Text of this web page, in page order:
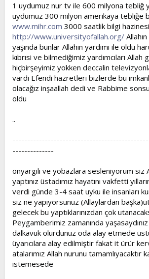
1 uydumuz nur tv ile 600 milyona tebliğ
uydumuz 300 milyon amerikaya tebliğe
www.mihr.com 3000 saatlik bilgi hazinesi
http://www.universityofallah.org/
yaşında bunlar Allahın yardımı ile oldu
kıbrısi ve bilmediğimiz yardımcıları
hiçbirşeyimiz yokken deccalin
vardı Efendi hazretleri bizlerde bu
olacağız inşaallah dedi ve Rabbime
oldu
..
--------------
önyargılı ve yobazlara sesleniyorum siz
yaptınız üstadımız hayatını vakfetti
verdi günde 3-4 saat uyku ile insanları
siz ne yapıyorsunuz (Allaylardan
gelecek bu yaptıklarınızdan çok
Peygamberimiz zamanında
dalkavuk olurdunuz oda alay etmede
üyarıcılara alay edilmiştir fakat it ürür
atalarımız Allah nurunu tamamlıyacaktır
istemesede